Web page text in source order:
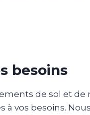
besoins
de sol et de
vos besoins.